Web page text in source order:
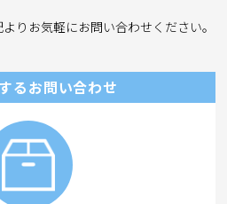
りお気軽にお問い合わせください。
るお問い合わせ